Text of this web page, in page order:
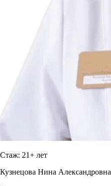
Стаж: 21+ лет
Кузнецова Нина Александровна